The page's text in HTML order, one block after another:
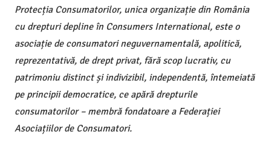
Protecția Consumatorilor, unica organizație din România
cu drepturi depline în Consumers International, este o
asociație de consumatori neguvernamentală, apolitică,
reprezentativă, de drept privat, fără scop lucrativ, cu
patrimoniu distinct și indivizibil, independentă, întemeiată
pe principii democratice, ce apără drepturile
consumatorilor – membră fondatoare a Federației
Asociațiilor de Consumatori.